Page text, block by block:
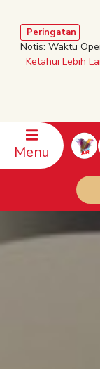
Peringatan
Notis: Waktu
Ketahui Lebih
Menu